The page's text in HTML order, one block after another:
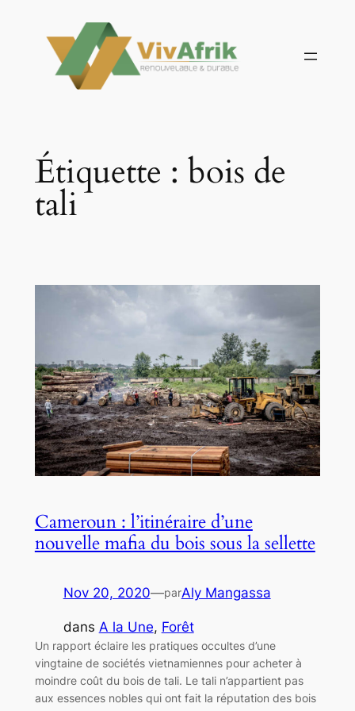
contenu
Étiquette : bois de
tali
Cameroun : l’itinéraire d’une
nouvelle mafia du bois sous la sellette
Nov 20, 2020—parAly Mangassa
dans A la Une, Forêt
Un rapport éclaire les pratiques occultes d’une
vingtaine de sociétés vietnamiennes pour acheter à
moindre coût du bois de tali. Le tali n’appartient pas
aux essences nobles qui ont fait la réputation des bois